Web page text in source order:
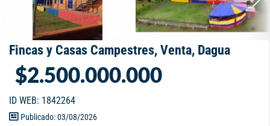
Fincas y Casas Campestres, Venta, Dagua
$2.500.000.000
ID WEB: 1842264
Publicado: 03/08/2026